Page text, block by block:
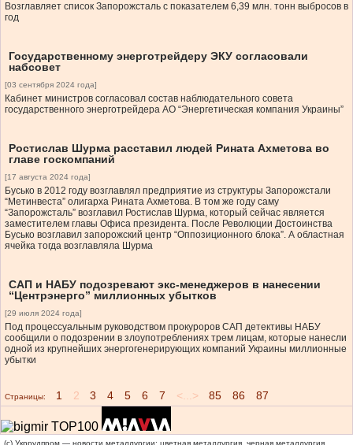
Возглавляет список Запорожсталь с показателем 6,39 млн. тонн выбросов в
год
Государственному энерготрейдеру ЭКУ согласовали
набсовет
[03 сентября 2024 года]
Кабинет министров согласовал состав наблюдательного совета
государственного энерготрейдера АО “Энергетическая компания Украины”
Ростислав Шурма расставил людей Рината Ахметова во
главе госкомпаний
[17 августа 2024 года]
Бусько в 2012 году возглавлял предприятие из структуры Запорожстали
“Метинвеста” олигарха Рината Ахметова. В том же году саму
“Запорожсталь” возглавил Ростислав Шурма, который сейчас является
заместителем главы Офиса президента. После Революции Достоинства
Бусько возглавил запорожский центр “Оппозиционного блока”. А областная
ячейка тогда возглавляла Шурма
САП и НАБУ подозревают экс-менеджеров в нанесении
“Центрэнерго” миллионных убытков
[29 июля 2024 года]
Под процессуальным руководством прокуроров САП детективы НАБУ
сообщили о подозрении в злоупотреблениях трем лицам, которые нанесли
одной из крупнейших энергогенерирующих компаний Украины миллионные
убытки
Страницы: 1 2 3 4 5 6 7 <...> 85 86 87